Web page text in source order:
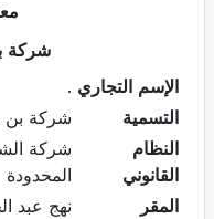
شركة
الإسم التجاري .
التسمية
شركة بن
النظام
القانوني
شركة
المحدودة
المقر
نهج عبد